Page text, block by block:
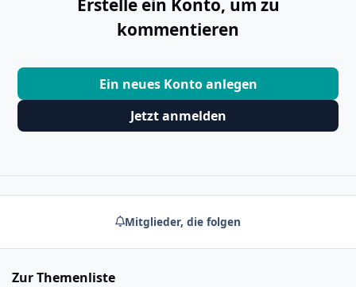
Erstelle ein Konto, um zu
kommentieren
Ein neues Konto anlegen
Jetzt anmelden
Mitglieder, die folgen
Zur Themenliste